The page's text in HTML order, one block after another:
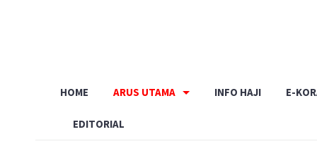
HOME ARUS UTAMA INFO HAJI E-
EDITORIAL